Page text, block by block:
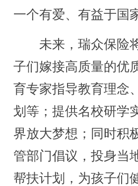
一个有爱、有益于国
未来，瑞众保险
子们嫁接高质量的优
育专家指导教育理念
划等；提供名校研学
界放大梦想；同时积
管部门倡议，投身当
帮扶计划，为孩子们